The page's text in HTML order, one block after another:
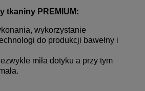
tkaniny PREMIUM:
wykorzystanie
do produkcji bawełny i
miła dotyku a przy tym